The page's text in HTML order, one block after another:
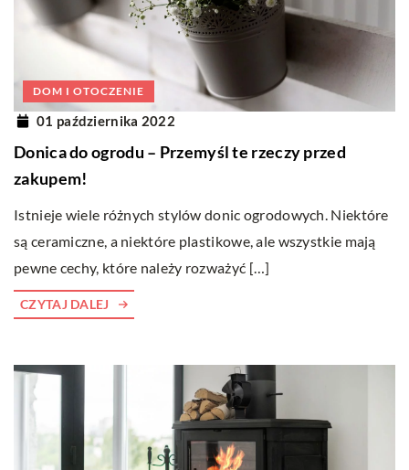
DOM I OTOCZENIE
01 października 2022
Donica do ogrodu – Przemyśl te rzeczy przed
zakupem!
Istnieje wiele różnych stylów donic ogrodowych. Niektóre
są ceramiczne, a niektóre plastikowe, ale wszystkie mają
pewne cechy, które należy rozważyć […]
CZYTAJ DALEJ